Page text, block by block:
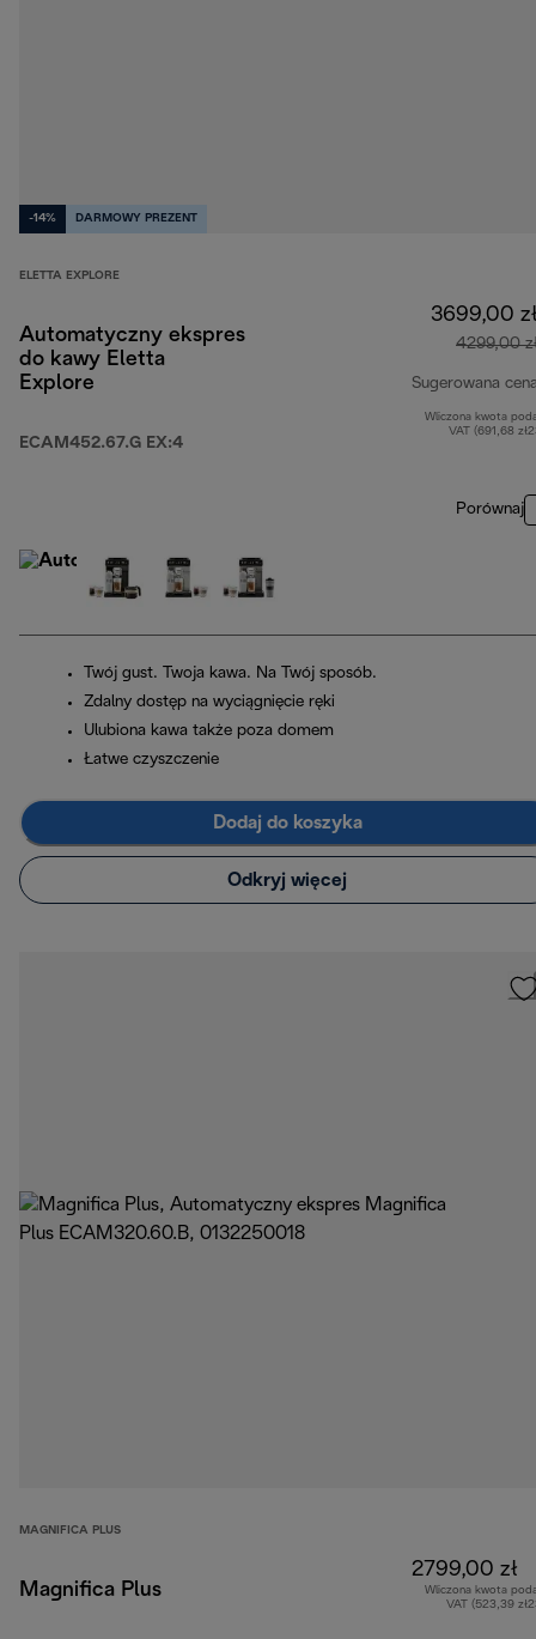
-14% DARMOWY PREZENT
ELETTA EXPLORE
Automatyczny ekspres
do kawy Eletta
Explore
ECAM452.67.G EX:4
3699,00
4299,00
Sugerowana
Wliczona kwota
VAT (691,68
Porównaj
Twój gust. Twoja kawa. Na Twój sposób.
Zdalny dostęp na wyciągnięcie ręki
Ulubiona kawa także poza domem
Łatwe czyszczenie
Dodaj do koszyka
Odkryj więcej
MAGNIFICA PLUS
Magnifica Plus
2799,00 zł
Wliczona kwota
VAT (523,39